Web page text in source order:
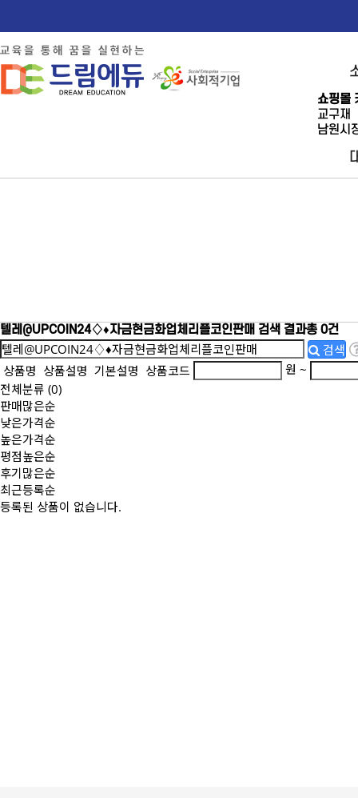
쇼핑몰
교구재
남원시
텔레@UPCOIN24♢♦자금현금화업체리플코인판매 검색 결과총 0건
검색
상품명 상품설명 기본설명 상품코드
원 ~
전체분류 (0)
판매많은순
낮은가격순
높은가격순
평점높은순
후기많은순
최근등록순
등록된 상품이 없습니다.